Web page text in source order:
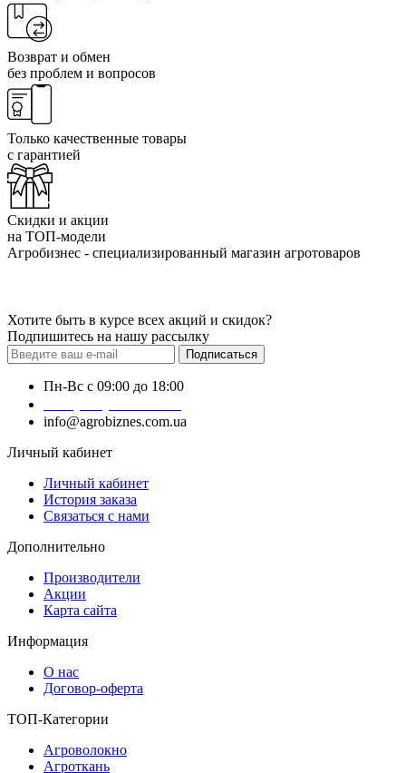
Возврат и обмен
без проблем и вопросов
Только качественные товары
с гарантией
Скидки и акции
на ТОП-модели
Агробизнес - специализированный магазин агротоваров
Хотите быть в курсе всех акций и скидок?
Подпишитесь на нашу рассылку
Подписаться
Пн-Вс с 09:00 до 18:00
info@agrobiznes.com.ua
Личный кабинет
Личный кабинет
История заказа
Связаться с нами
Дополнительно
Производители
Акции
Карта сайта
Информация
О нас
Договор-оферта
ТОП-Категории
Агроволокно
Агроткань